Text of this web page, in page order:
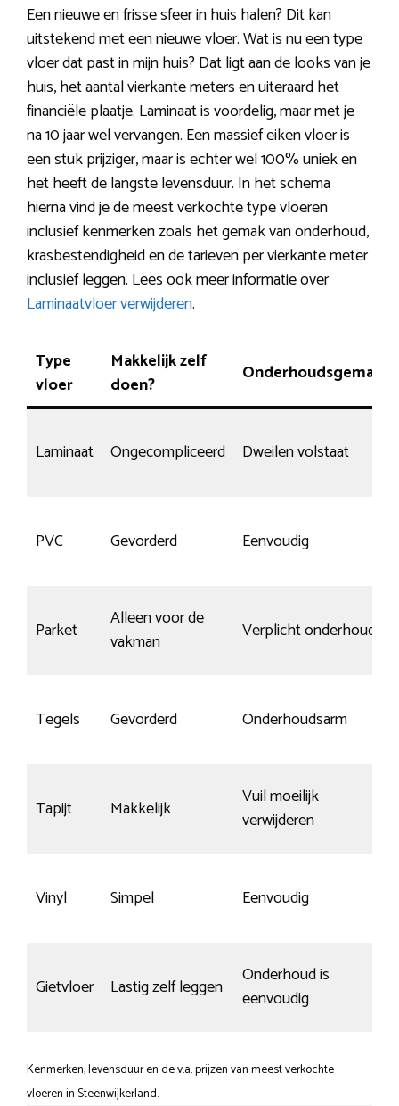
Een nieuwe en frisse sfeer in huis halen? Dit kan
uitstekend met een nieuwe vloer. Wat is nu een type
vloer dat past in mijn huis? Dat ligt aan de looks van je
huis, het aantal vierkante meters en uiteraard het
financiële plaatje. Laminaat is voordelig, maar met je
na 10 jaar wel vervangen. Een massief eiken vloer is
een stuk prijziger, maar is echter wel 100% uniek en
het heeft de langste levensduur. In het schema
hierna vind je de meest verkochte type vloeren
inclusief kenmerken zoals het gemak van onderhoud,
krasbestendigheid en de tarieven per vierkante meter
inclusief leggen. Lees ook meer informatie over
Laminaatvloer verwijderen.
Type
vloer
Makkelijk zelf
doen?
Onderhoudsgemak
Laminaat Ongecompliceerd Dweilen volstaat
PVC Gevorderd Eenvoudig
Parket
Alleen voor de
vakman
Verplicht onderhoud
Tegels Gevorderd Onderhoudsarm
Tapijt Makkelijk
Vuil moeilijk
verwijderen
Vinyl Simpel Eenvoudig
Gietvloer Lastig zelf leggen
Onderhoud is
eenvoudig
Kenmerken, levensduur en de v.a. prijzen van meest verkochte
vloeren in Steenwijkerland.